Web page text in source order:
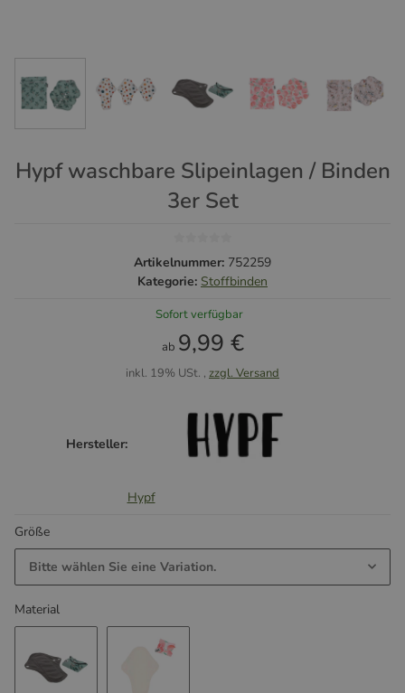
Hypf waschbare Slipeinlagen / Binden
3er Set
Artikelnummer: 752259
Kategorie: Stoffbinden
Sofort verfügbar
ab 9,99 €
inkl. 19% USt. , zzgl. Versand
Hersteller:
Hypf
Größe
Bitte wählen Sie eine Variation.
Material